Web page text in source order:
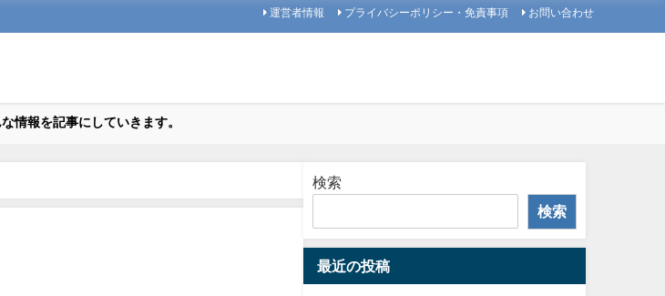
運営者情報 プライバシーポリシー・免責事項 お問い合わせ
情報を記事にしていきます。
検索
検索
最近の投稿